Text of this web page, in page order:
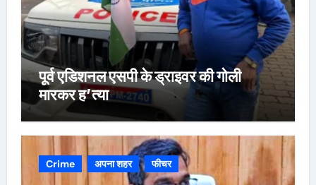
पूर्व एडिशनल एसपी के ड्राइवर की गोली
मारकर ह’त्या
Crime अपना शहर फीचर